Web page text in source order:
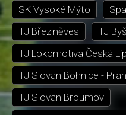
SK Vysoké Mýto
TJ Březiněves
TJ
TJ Lokomotiva Česká
TJ Slovan Bohnice -
TJ Slovan Broumov